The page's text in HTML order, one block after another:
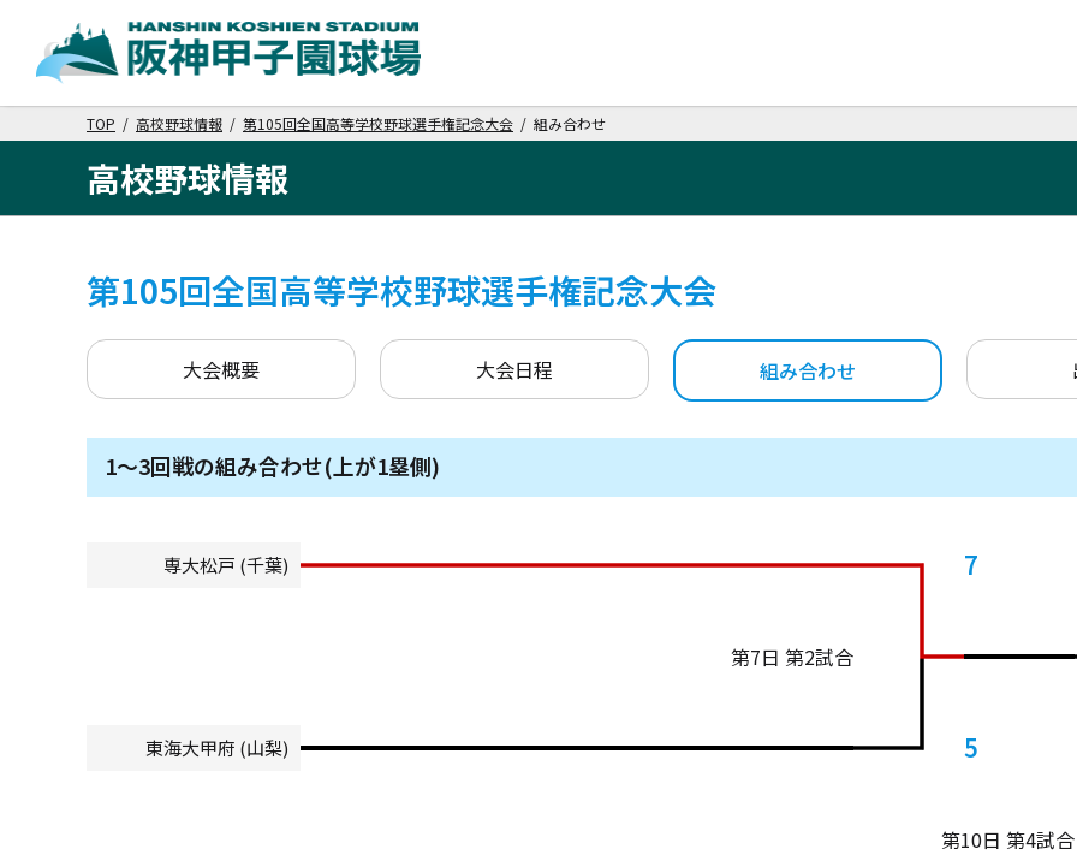
TOP / 高校野球情報 / 第105回全国高等学校野球選手権記念大会 / 組み合わせ
高校野球情報
第105回全国高等学校野球選手権記念大会
大会概要 大会日程 組み合わせ
1～3回戦の組み合わせ(上が1塁側)
専大松戸 (千葉) 7
第7日 第2試合
東海大甲府 (山梨) 5
第10日 第4試合